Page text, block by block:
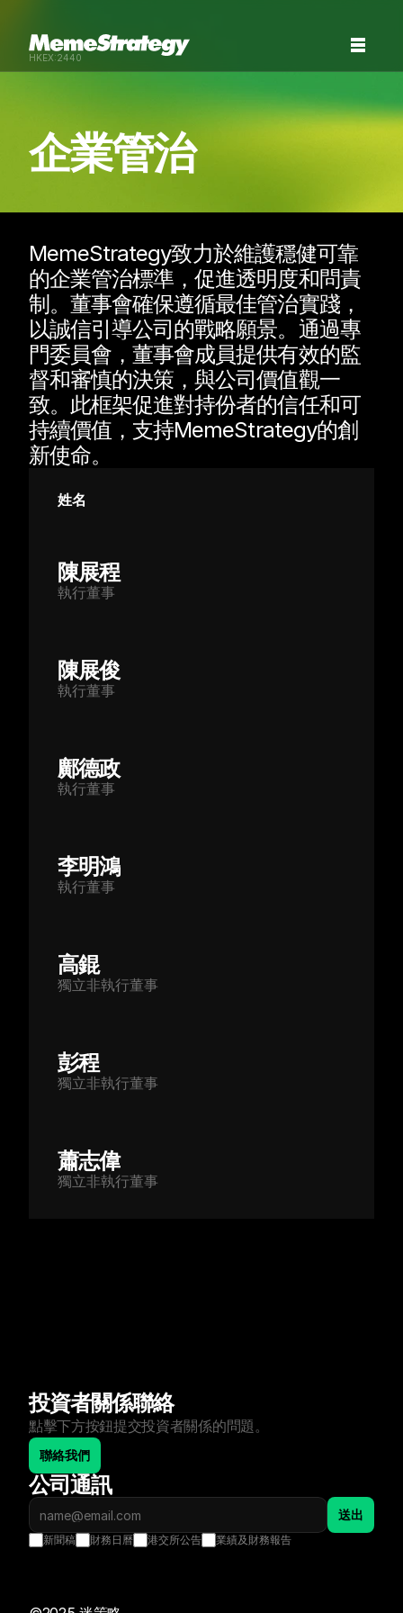
企業管治
MemeStrategy致力於維護穩健可靠
的企業管治標準，促進透明度和問責
制。董事會確保遵循最佳管治實踐，
以誠信引導公司的戰略願景。通過專
門委員會，董事會成員提供有效的監
督和審慎的決策，與公司價值觀一
致。此框架促進對持份者的信任和可
持續價值，支持MemeStrategy的創
新使命。
姓名
陳展程
執行董事
陳展俊
執行董事
鄺德政
執行董事
李明鴻
執行董事
高錕
獨立非執行董事
彭程
獨立非執行董事
蕭志偉
獨立非執行董事
HKEX:2440
投資者關係聯絡
點擊下方按鈕提交投資者關係的問題。
聯絡我們
公司通訊
送出
新聞稿 財務日曆 港交所公告 業績及財務報告